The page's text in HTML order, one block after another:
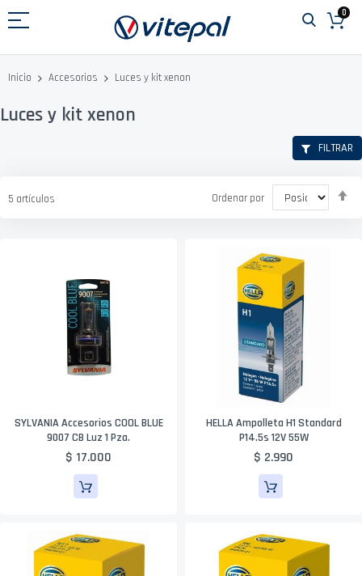
al
0
Inicio Accesorios Luces y kit xenon
Luces y kit xenon
5 artículos Ordenar por
SYLVANIA Accesorios COOL BLUE
9007 CB Luz 1 Pza.
$ 17.000
HELLA Ampolleta H1 Standard
P14.5s 12V 55W
$ 2.990
FILTRAR